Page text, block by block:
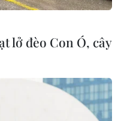
lở đèo Con Ó, cây